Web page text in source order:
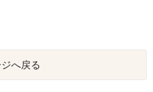
へ戻る